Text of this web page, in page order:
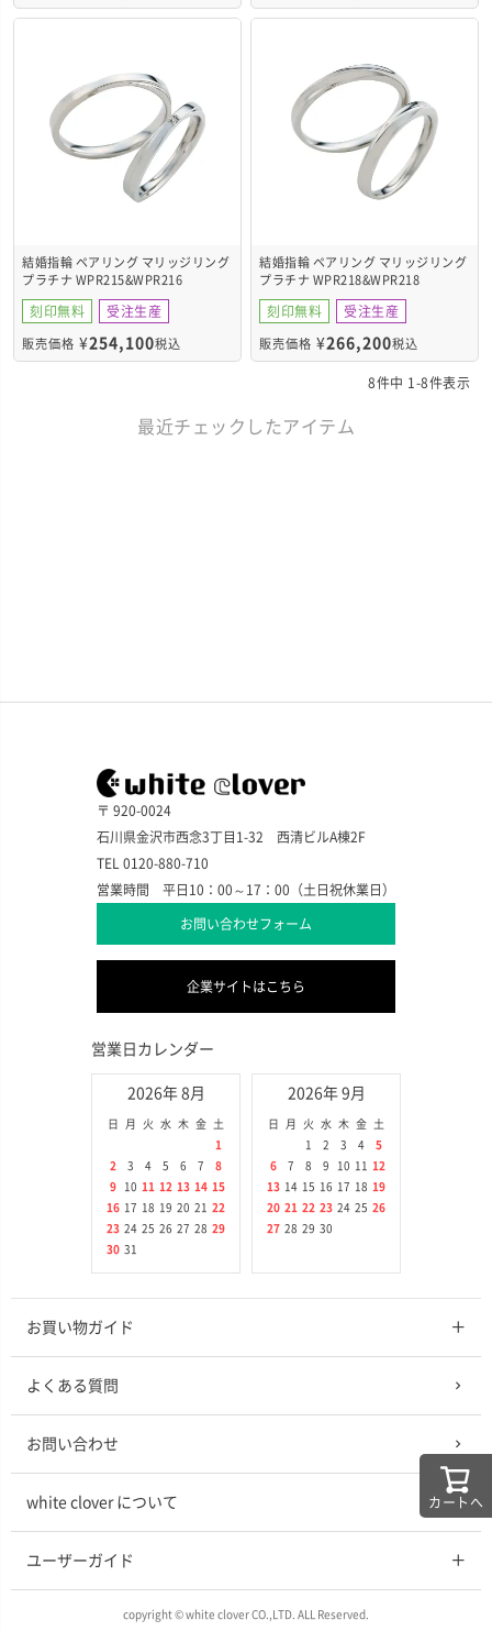
結婚指輪 ペアリング マリッジリング
プラチナ WPR215&WPR216
刻印無料 受注生産
販売価格 ¥254,100税込
結婚指輪 ペアリング マリッジリング
プラチナ WPR218&WPR218
刻印無料 受注生産
販売価格 ¥266,200税込
8件中 1 -8件表示
最近チェックしたアイテム
カートへ
〒 920-0024
石川県金沢市西念3丁目1-32 西清ビルA棟2F
TEL 0120-880-710
営業時間 平日10：00～17：00（土日祝休業日）
お問い合わせフォーム
企業サイトはこちら
営業日カレンダー
2026年 8月
日 月 火 水 木 金
土
1
2
3 4 5 6 7
8
9
10 11 12 13 14 15
16 17 18 19 20 21
22
23 24 25 26 27 28 29
30 31
2026年 9月
日 月 火 水 木 金
土
1
2 3 4
5
6
7 8 9 10 11
12
13 14 15 16 17 18 19
20 21 22 23 24 25 26
27 28 29 30
お買い物ガイド
よくある質問
お問い合わせ
white clover について
ユーザーガイド
copyright © white clover CO.,LTD. ALL Reserved.